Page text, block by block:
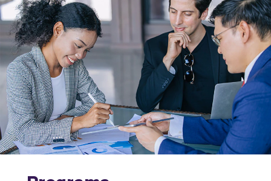
estratégia, as
finanças, a
consultoria e os
recursos
humanos. Os
participantes
beneficiam de
um programa
abrangente de
desenvolvimento